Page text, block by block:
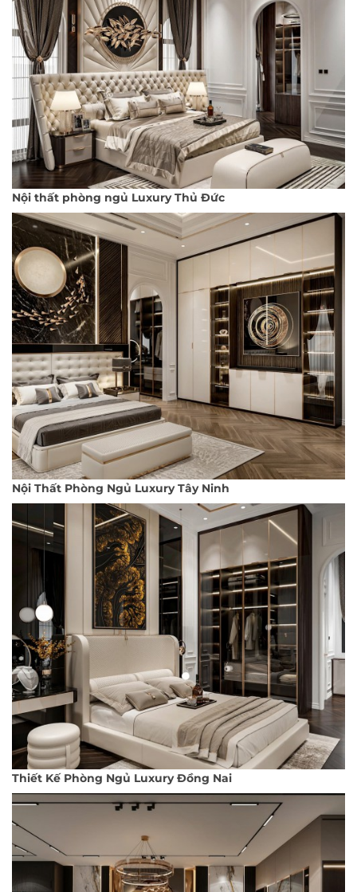
Nội thất phòng ngủ Luxury Thủ Đức
Nội Thất Phòng Ngủ Luxury Tây Ninh
Thiết Kế Phòng Ngủ Luxury Đồng Nai